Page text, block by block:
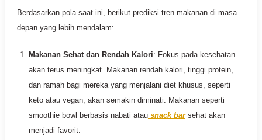
Berdasarkan pola saat ini, berikut prediksi tren makanan di masa
depan yang lebih mendalam:
Makanan Sehat dan Rendah Kalori: Fokus pada kesehatan
akan terus meningkat. Makanan rendah kalori, tinggi protein,
dan ramah bagi mereka yang menjalani diet khusus, seperti
keto atau vegan, akan semakin diminati. Makanan seperti
smoothie bowl berbasis nabati atau snack barsehat akan
menjadi favorit.